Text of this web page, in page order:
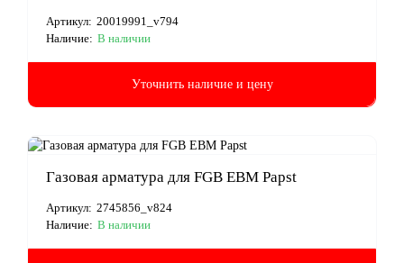
Артикул: 20019991_v794
Наличие: В наличии
Уточнить наличие и цену
Газовая арматура для FGB EBM Papst
Артикул: 2745856_v824
Наличие: В наличии